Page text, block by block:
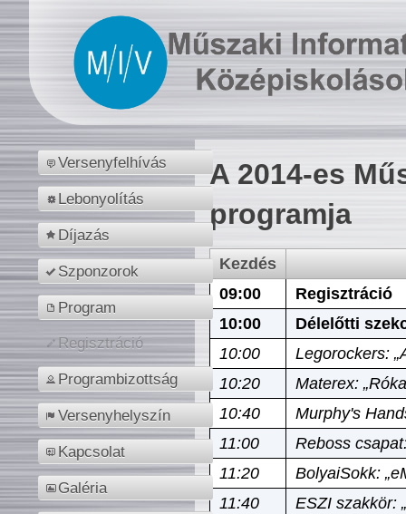
Versenyfelhívás
Lebonyolítás
Díjazás
Szponzorok
Program
Regisztráció
Programbizottság
Versenyhelyszín
Kapcsolat
Galéria
A 2014-es
programja
Kezdés
09:00
Regisztráció
10:00
Délelőtti
10:00
Legorockers:
10:20
Materex:
10:40
Murphy's
11:00
Reboss
11:20
BolyaiSokk:
11:40
ESZI szakkör: